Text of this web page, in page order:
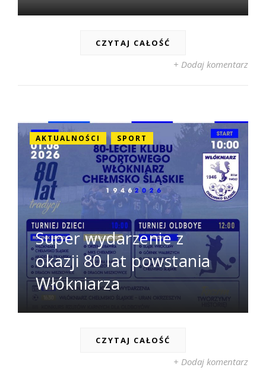
CZYTAJ CAŁOŚĆ
+ Dodaj komentarz
Super wydarzenie z
okazji 80 lat powstania
Włókniarza
AKTUALNOŚCI SPORT
CZYTAJ CAŁOŚĆ
+ Dodaj komentarz